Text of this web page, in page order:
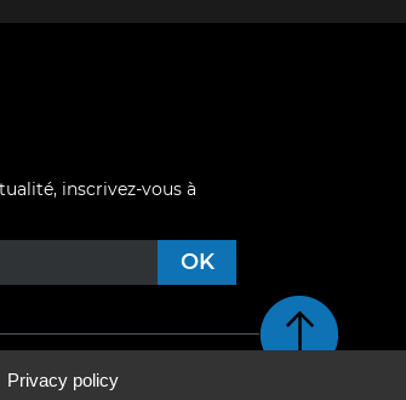
inscrivez-vous à
Retour en haut de page
Privacy policy